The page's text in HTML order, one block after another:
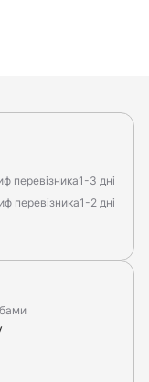
перевізника1-3 дні
перевізника1-2 дні